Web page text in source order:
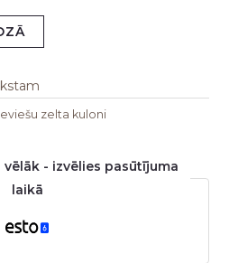
zelta kuloni
- izvēlies pasūtījuma
laikā